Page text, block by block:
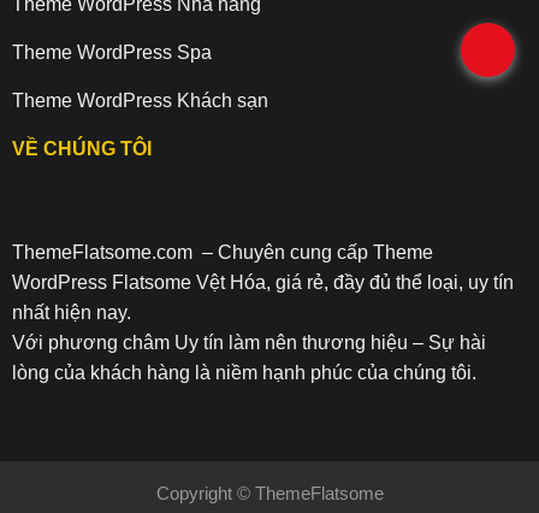
Theme WordPress Nhà hàng
Theme WordPress Spa
Theme WordPress Khách sạn
VỀ CHÚNG TÔI
ThemeFlatsome.com– Chuyên cung cấp Theme
WordPress Flatsome Vệt Hóa, giá rẻ, đầy đủ thể loại, uy tín
nhất hiện nay.
Với phương châm Uy tín làm nên thương hiệu – Sự hài
lòng của khách hàng là niềm hạnh phúc của chúng tôi.
Copyright © ThemeFlatsome